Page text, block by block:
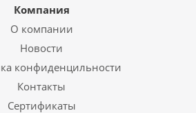
Компания
О компании
Новости
конфиденцильности
Контакты
Сертификаты